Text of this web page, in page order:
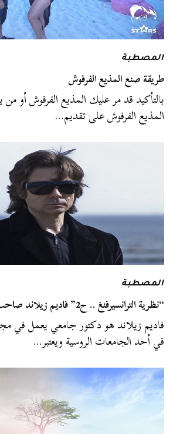
المصطبة
طريقة صنع المذيع الفرفوش
بالتأكيد قد مر عليك المذيع الفرفوش أو
المذيع الفرفوش على تقديم…
المصطبة
“نظرية الترانسيرفنغ .. ح2” فاديم زيلاند صاحب النظارة السوداء
فاديم زيلاند هو دكتور جامعي يعمل في
في أحد الجامعات الروسية ويعتبر…